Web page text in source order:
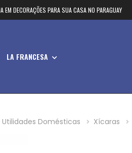
EM DECORAÇÕES PARA SUA CASA NO PARAGUAY
LA FRANCESA
Utilidades Domésticas Xícaras